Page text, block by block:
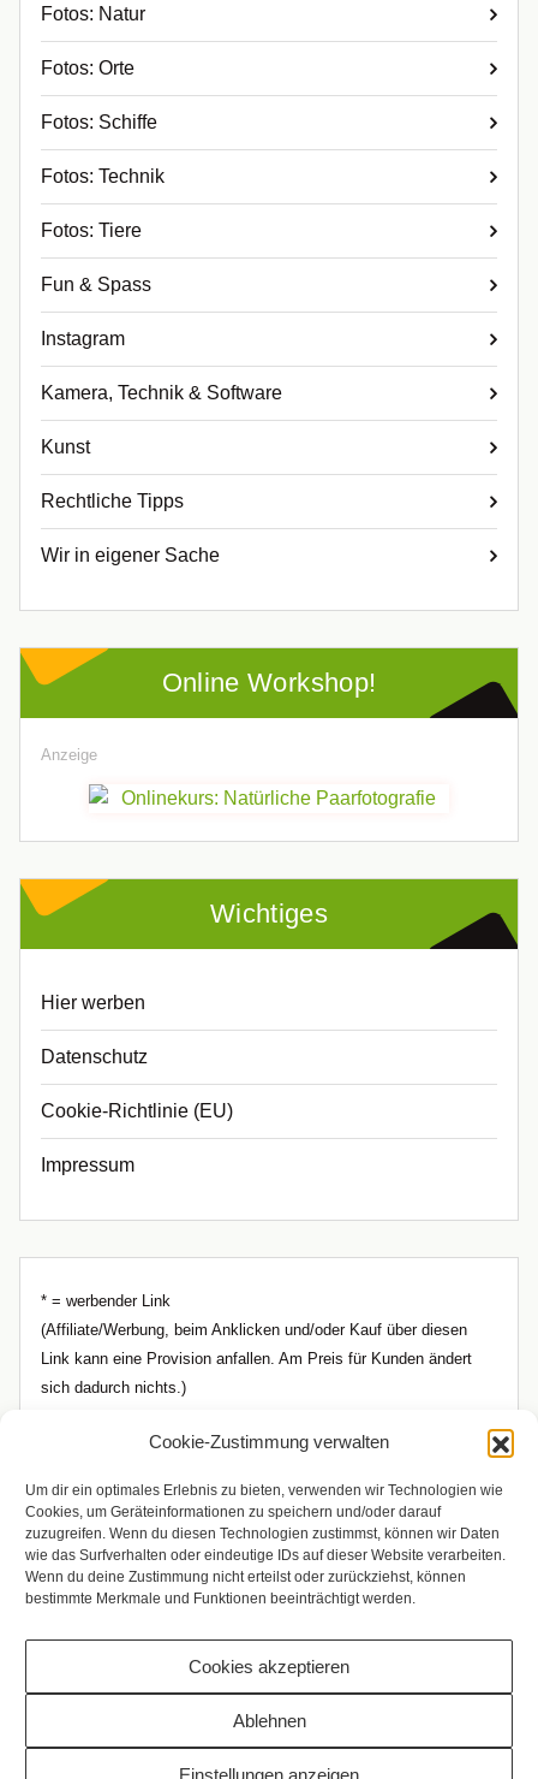
Cookie-Zustimmung verwalten
Um dir ein optimales Erlebnis zu bieten, verwenden wir Technologien wie
Cookies, um Geräteinformationen zu speichern und/oder darauf
zuzugreifen. Wenn du diesen Technologien zustimmst, können wir Daten
wie das Surfverhalten oder eindeutige IDs auf dieser Website verarbeiten.
Wenn du deine Zustimmung nicht erteilst oder zurückziehst, können
bestimmte Merkmale und Funktionen beeinträchtigt werden.
Cookies akzeptieren
Ablehnen
Einstellungen anzeigen
Fotos: Natur
Fotos: Orte
Fotos: Schiffe
Fotos: Technik
Fotos: Tiere
Fun & Spass
Instagram
Kamera, Technik & Software
Kunst
Rechtliche Tipps
Wir in eigener Sache
Online Workshop!
Anzeige
Wichtiges
Hier werben
Datenschutz
Cookie-Richtlinie (EU)
Impressum
* = werbender Link
(Affiliate/Werbung, beim Anklicken und/oder Kauf über diesen
Link kann eine Provision anfallen. Am Preis für Kunden ändert
sich dadurch nichts.)
Copyright © 2009 - 2026 Bilderrampe.de